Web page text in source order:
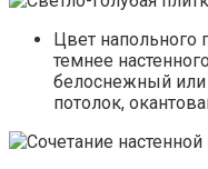
Цвет
темнее
белоснежный или
потолок,